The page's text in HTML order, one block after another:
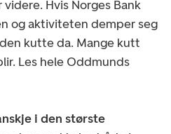
Hvis Norges Bank
og aktiviteten demper seg
kutte da. Mange kutt
Les hele Oddmunds
i den største